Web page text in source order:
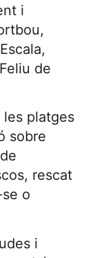
i
de
les platges
sobre
rescat
o
i